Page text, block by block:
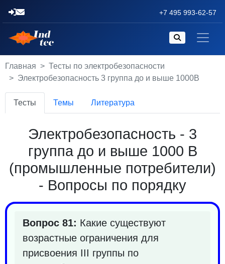
+7 495 993-62-57
Главная
Тесты по электробезопасности
Электробезопасность 3 группа до и выше 1000В
Тесты Темы Литература
Электробезопасность - 3
группа до и выше 1000 В
(промышленные потребители)
- Вопросы по порядку
Вопрос 81: Какие существуют
возрастные ограничения для
присвоения III группы по